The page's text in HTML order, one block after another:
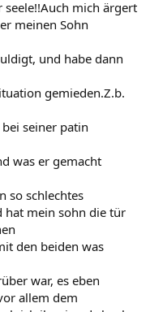
seele!!Auch mich ärgert
meinen Sohn
und habe dann
gemieden.Z.b.
seiner patin
was er gemacht
so schlechtes
hat mein sohn die tür
den beiden was
war, es eben
allem dem